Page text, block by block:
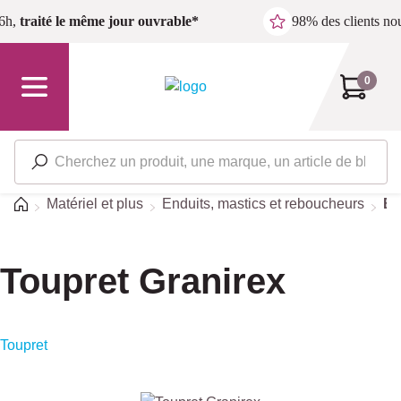
Passer au contenu principal
traité le même jour ouvrable* 98% des clients
0
Accueil
Matériel et plus Enduits, mastics et reboucheurs
Toupret Granirex
Toupret